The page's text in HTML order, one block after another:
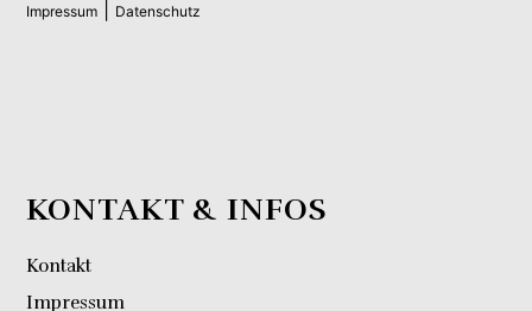
Impressum Datenschutz
KONTAKT & INFOS
Kontakt
Impressum